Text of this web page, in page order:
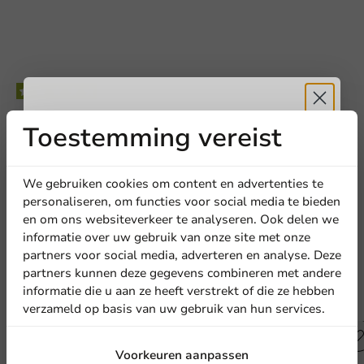
Dubbelwandige Papieren Kerstbekers 300cc - 500 stuks
Schrijf een review
Andere producten uit deze serie
Toestemming vereist
We gebruiken cookies om content en advertenties te
personaliseren, om functies voor social media te bieden
en om ons websiteverkeer te analyseren. Ook delen we
informatie over uw gebruik van onze site met onze
partners voor social media, adverteren en analyse. Deze
partners kunnen deze gegevens combineren met andere
informatie die u aan ze heeft verstrekt of die ze hebben
verzameld op basis van uw gebruik van hun services.
Voorkeuren aanpassen
Ontvang5%
korting
Meld je aan voor onze
nieuwsbrief!
Aanmelden